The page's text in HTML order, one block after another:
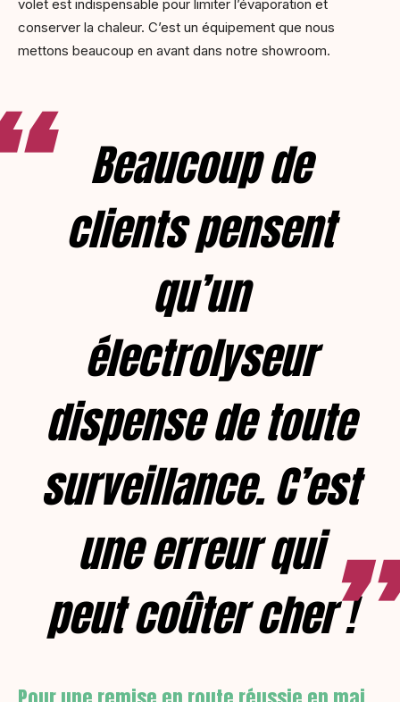
volet est indispensable pour limiter l’évaporation et
conserver la chaleur. C’est un équipement que nous
mettons beaucoup en avant dans notre showroom.
Beaucoup de
clients pensent
qu’un
électrolyseur
dispense de toute
surveillance. C’est
une erreur qui
peut coûter cher !